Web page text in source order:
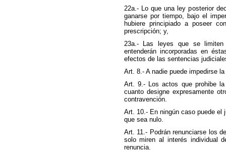
22a.- Lo que una ley posterior
ganarse por tiempo, bajo el
hubiere principiado a poseer
prescripción; y,
23a.- Las leyes que se
entenderán incorporadas en
efectos de las sentencias
Art. 8.- A nadie puede impedirse
Art. 9.- Los actos que prohibe
cuanto designe expresamente
contravención.
Art. 10.- En ningún caso puede el
que sea nulo.
Art. 11.- Podrán renunciarse los
solo miren al interés individual
renuncia.